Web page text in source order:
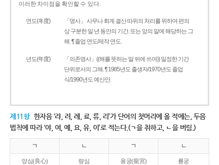
이러한 차이점을 확인할 수 있다.
연도(年度)
「명사」 사무나 회계 결산 따위의 처리를 위하여 편의
상 구분한 일 년 동안의 기간. 또는 앞의 말에 해당하는 그
해. ¶ 졸업 연도/제작 연도.
년도(年度)
「의존명사」((해를 뜻하는 말 뒤에 쓰여)) 일정한 기간
단위로서의 그해. ¶ 1985년도 출생자/1970년도 졸업
식/1990년도 예산안.
제11항 한자음 ‘랴, 려, 례, 료, 류, 리’가 단어의 첫머리에 올 적에는, 두음
법칙에 따라 ‘야, 여, 예, 요, 유, 이’로 적는다.(ㄱ을 취하고, ㄴ을 버림.)
ㄱ ㄴ ㄱ ㄴ
양심(良心) 량심 용궁(龍宮) 룡궁